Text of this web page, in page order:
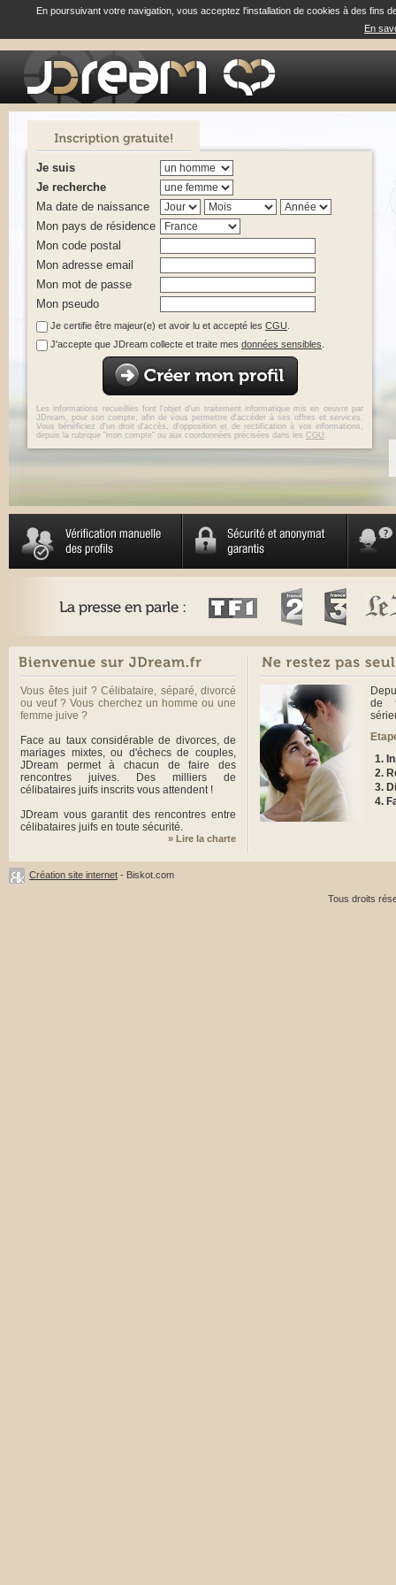
En poursuivant votre navigation, vous acceptez l'installation de cookies à des
En
Je suis
Je recherche
Ma date de naissance
Mon pays de résidence
Mon code postal
Mon adresse email
Mon mot de passe
Mon pseudo
Je certifie être majeur(e) et avoir lu et accepté les CGU
J'accepte que JDream collecte et traite mes données sensibles
Les informations recueillies font l'objet d'un traitement informatique mis en oeuvre par
JDream, pour son compte, afin de vous permettre d'accéder à ses offres et services.
Vous bénéficiez d'un droit d'accès, d'opposition et de rectification à vos informations,
depuis la rubrique "mon compte" ou aux coordonnées précisées dans les CGU .
Vous êtes juif ? Célibataire, séparé, divorcé
ou veuf ? Vous cherchez un homme ou une
femme juive ?
Face au taux considérable de divorces, de
mariages mixtes, ou d'échecs de couples,
JDream permet à chacun de faire des
rencontres juives. Des milliers de
célibataires juifs inscrits vous attendent !
JDream vous garantit des rencontres entre
célibataires juifs en toute sécurité.
» Lire la charte
de
Création site internet - Biskot.com
Tous droits